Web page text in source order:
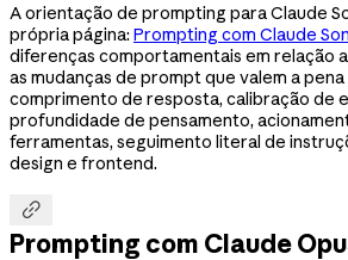
A orientação de prompting para Claude
própria página: Prompting com Claude
diferenças comportamentais em relação
as mudanças de prompt que valem a
comprimento de resposta, calibração de
profundidade de pensamento,
ferramentas, seguimento literal de
design e frontend.

Prompting com Claude